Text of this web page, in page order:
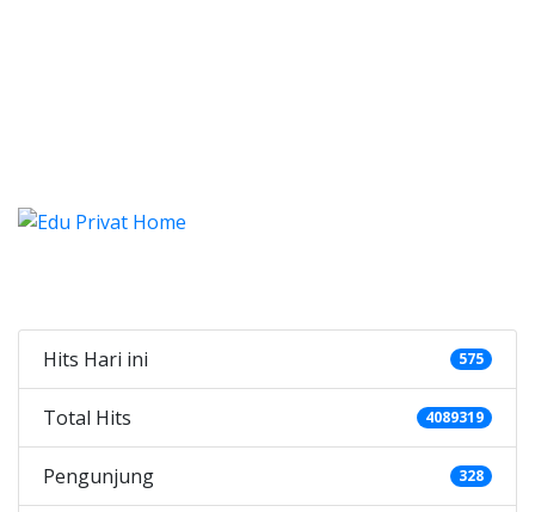
Hits Hari ini 575
Total Hits 4089319
Pengunjung 328